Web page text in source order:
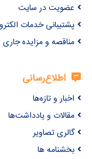
عضویت در سایت
پشتیبانی خدمات
مناقصه و مزایده جاری
اطلاع‌رسانی
اخبار و تازه‌ها
مقالات و یادداشت‌ها
گالری تصاویر
بخشنامه ها